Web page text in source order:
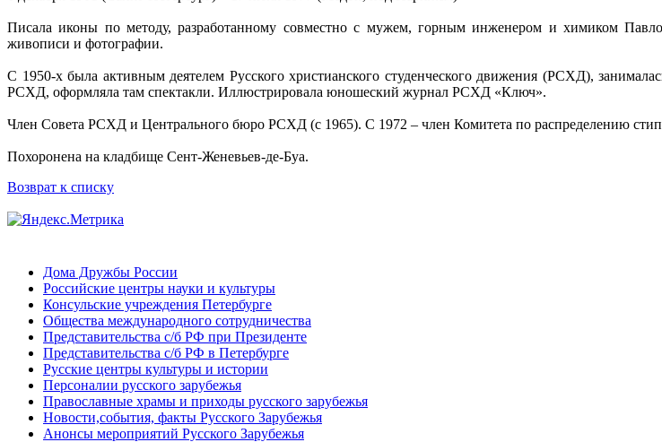
Писала иконы по методу, разработанному совместно с мужем, горным инженером и химиком
живописи и фотографии.
С 1950-х была активным деятелем Русского христианского студенческого движения (РСХД),
РСХД, оформляла там спектакли. Иллюстрировала юношеский журнал РСХД «Ключ».
Член Совета РСХД и Центрального бюро РСХД (с 1965). С 1972 – член Комитета по распределению
Похоронена на кладбище Сент-Женевьев-де-Буа.
Возврат к списку
Дома Дружбы России
Российские центры науки и культуры
Консульские учреждения Петербурге
Общества международного сотрудничества
Представительства с/б РФ при Президенте
Представительства с/б РФ в Петербурге
Русские центры культуры и истории
Персоналии русского зарубежья
Православные храмы и приходы русского зарубежья
Новости,события, факты Русского Зарубежья
Анонсы мероприятий Русского Зарубежья